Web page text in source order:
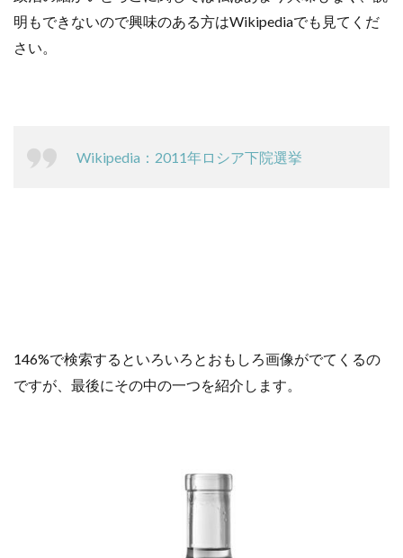
明もできないので興味のある方はWikipediaでも見てくだ
さい。
Wikipedia：2011年ロシア下院選挙
146%で検索するといろいろとおもしろ画像がでてくるの
ですが、最後にその中の一つを紹介します。